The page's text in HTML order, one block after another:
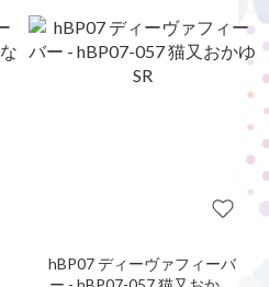
hBP07 ディーヴァフィーバ